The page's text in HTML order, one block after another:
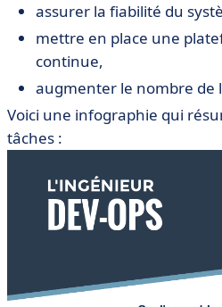
assurer la fiabilité du
mettre en place une
continue,
augmenter le nombre de
Voici une infographie qui
tâches :